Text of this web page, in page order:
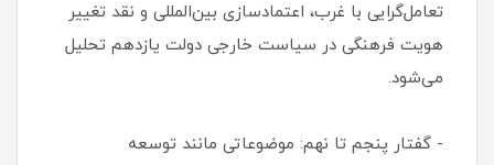
تعامل‌گرایی با غرب، اعتمادسازی بین‌المللی و نقد تغییر
هویت فرهنگی در سیاست خارجی دولت یازدهم تحلیل
می‌شود.
- گفتار پنجم تا نهم: موضوعاتی مانند توسعه